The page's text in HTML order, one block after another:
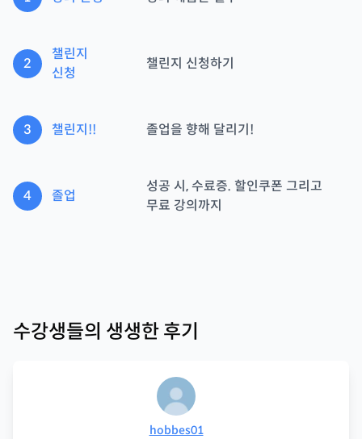
2
챌린지
신청
챌린지 신청하기
3 챌린지!! 졸업을 향해 달리기!
4 졸업
성공 시, 수료증. 할인쿠폰 그리고
무료 강의까지
수강생들의 생생한 후기
hobbes01